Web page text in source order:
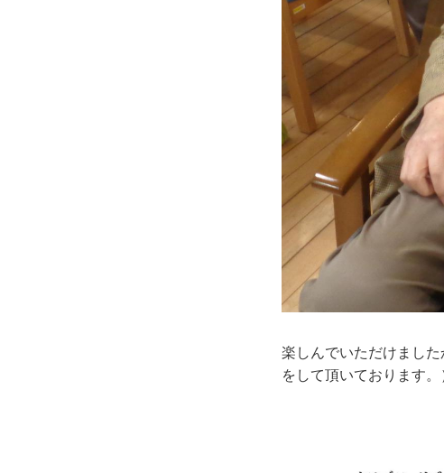
楽しんでいただけまし
をして頂いております。